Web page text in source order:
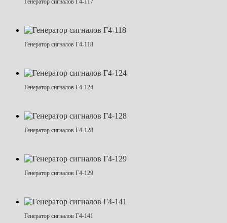
Генератор сигналов Г4-118
Генератор сигналов Г4-124
Генератор сигналов Г4-128
Генератор сигналов Г4-129
Генератор сигналов Г4-141